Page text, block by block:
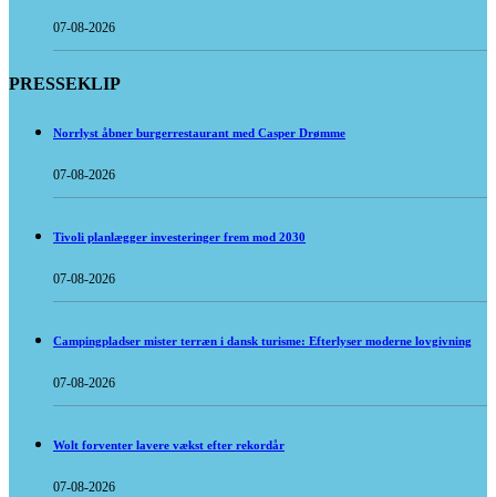
07-08-2026
PRESSEKLIP
Norrlyst åbner burgerrestaurant med Casper Drømme
07-08-2026
Tivoli planlægger investeringer frem mod 2030
07-08-2026
Campingpladser mister terræn i dansk turisme: Efterlyser moderne lovgivning
07-08-2026
Wolt forventer lavere vækst efter rekordår
07-08-2026